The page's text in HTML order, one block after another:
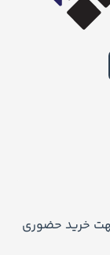
جهت خرید حضوری